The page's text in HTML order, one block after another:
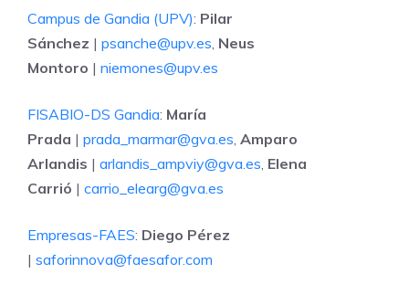
Campus de Gandia (UPV): Pilar
Sánchez | psanche@upv.es Neus
Montoro | niemones@upv.es
FISABIO-DS Gandia: María
Prada | prada_marmar@gva.es Amparo
Arlandis | arlandis_ampviy@gva.es Elena
Carrió | carrio_elearg@gva.es
Empresas-FAES: Diego Pérez
| saforinnova@faesafor.com